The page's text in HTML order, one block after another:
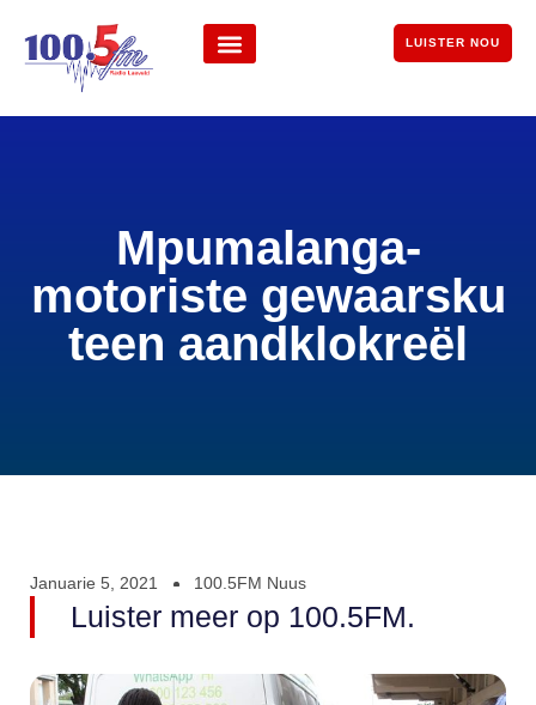
LUISTER NOU
Mpumalanga-
motoriste gewaarsku
teen aandklokreël
Januarie 5, 2021 100.5FM Nuus
Luister meer op 100.5FM.